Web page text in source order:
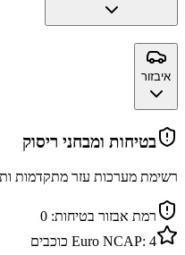
איבזור
בטיחות ומבחני ריסוק
רשימת מערכות עזר מתקדמות
רמת אבזור בטיחות: 0
Euro NCAP: 4 כוכבים